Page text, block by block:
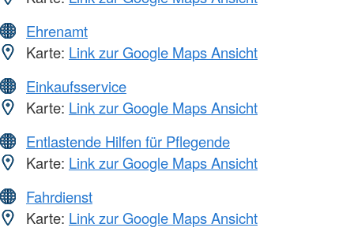
Ehrenamt
Karte: Link zur Google Maps Ansicht
Einkaufsservice
Karte: Link zur Google Maps Ansicht
Entlastende Hilfen für Pflegende
Karte: Link zur Google Maps Ansicht
Fahrdienst
Karte: Link zur Google Maps Ansicht